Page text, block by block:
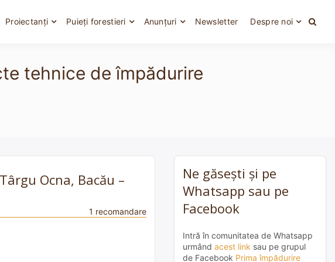
Proiectanți Puieți forestieri Anunțuri Newsletter Despre noi
tehnice de împădurire
Ocna, Bacău –
1 recomandare
Ne găsești și pe
Whatsapp sau pe
Facebook
Intră în comunitatea de Whatsapp
urmând acest link sau pe grupul
de Facebook Prima împădurire